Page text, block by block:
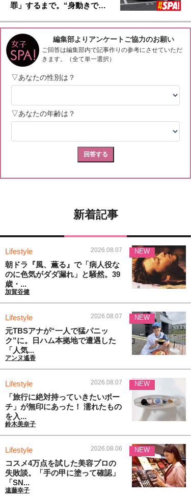
罪」するまで。“身動きで…
新着記事
Lifestyle 2026.08.07
朝ドラ『風、薫る』で「病人役な
のに色気がダダ漏れ」と騒然。39
歳・...
加賀谷健
NEW
Lifestyle 2026.08.07
元TBSアナが“一人で猛パニッ
ク”に。日ハム本拠地で遭遇した
「人気...
アンヌ遙香
NEW
Lifestyle 2026.08.07
「旅行に絶対持っていきたいポー
チ」が無印にあった！ 濡れたもの
を入...
鈴木美奈子
NEW
Lifestyle 2026.08.06
コスメ4万点を試した美容プロの
失敗談。「手の甲に塗って確認」
「SN...
遠藤幸子
NEW